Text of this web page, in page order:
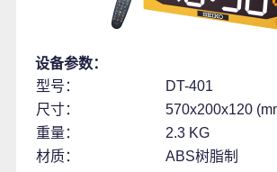
设备参数：
型号：
DT-401
尺寸：
570x200x120
重量：
2.3 KG
材质：
ABS树脂制